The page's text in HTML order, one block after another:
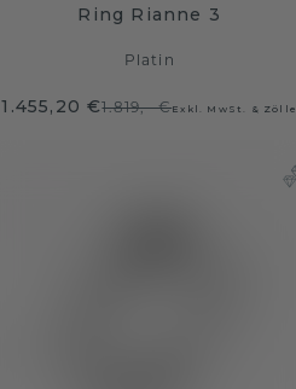
Ring Rianne 3
Platin
1.455,20 €1.819,- €Exkl. MwSt. & Zölle